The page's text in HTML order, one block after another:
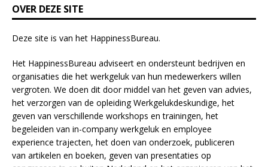
k
.
OVER DEZE SITE
Deze site is van het HappinessBureau.
Het HappinessBureau adviseert en ondersteunt bedrijven en
organisaties die het werkgeluk van hun medewerkers willen
vergroten. We doen dit door middel van het geven van advies,
het verzorgen van de opleidingWerkgelukdeskundige, het
geven van verschillende workshops en trainingen, het
begeleiden van in-company werkgeluk en employee
experiencetrajecten, het doen van onderzoek, publiceren
van artikelen en boeken, geven van presentaties op